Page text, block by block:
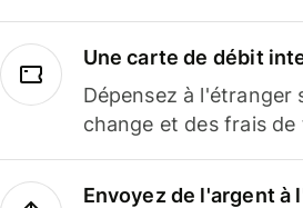
Une carte de débit
Dépensez à l'étranger
change et des frais
Envoyez de l'argent